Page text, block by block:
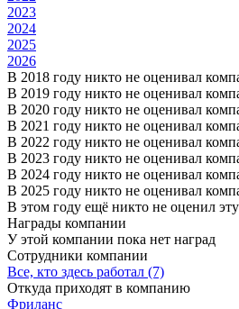
2023
2024
2025
2026
В 2018 году никто не оценивал
В 2019 году никто не оценивал
В 2020 году никто не оценивал
В 2021 году никто не оценивал
В 2022 году никто не оценивал
В 2023 году никто не оценивал
В 2024 году никто не оценивал
В 2025 году никто не оценивал
В этом году ещё никто не оценил
Награды компании
У этой компании пока нет наград
Сотрудники компании
Все, кто здесь работал (7)
Откуда приходят в компанию
Фриланс